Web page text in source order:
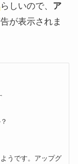
らしいので、 ア
が表示されま
うです。アップグ